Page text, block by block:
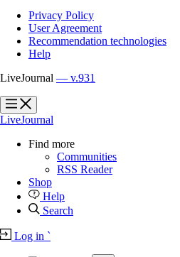
Privacy Policy
User Agreement
Recommendation technologies
Help
LiveJournal — v.931
?
?
LiveJournal
Find more
Communities
RSS Reader
Shop
Help
Search
Log in `